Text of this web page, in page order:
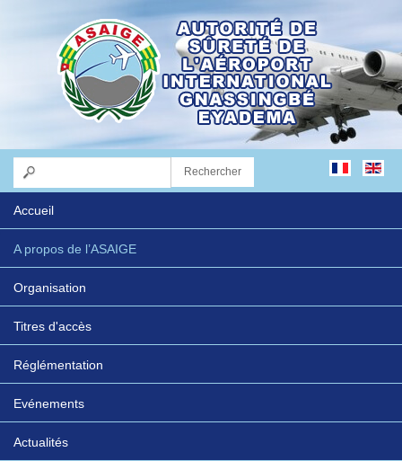
Accueil
A propos de l’ASAIGE
Organisation
Titres d'accès
Réglémentation
Evénements
Actualités